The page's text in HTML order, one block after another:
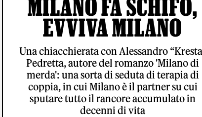
MILANO FA SCHIFO,
EVVIVA MILANO
Una chiacchierata con Alessandro
Pedretta, autore del romanzo 'Milano di
merda': una sorta di seduta di terapia di
coppia, in cui Milano è il partner su cui
sputare tutto il rancore accumulato in
decenni di vita